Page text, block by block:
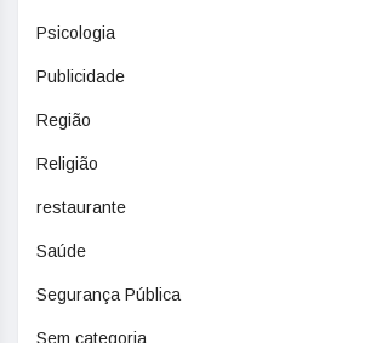
Psicologia
Publicidade
Região
Religião
restaurante
Saúde
Segurança Pública
Sem categoria